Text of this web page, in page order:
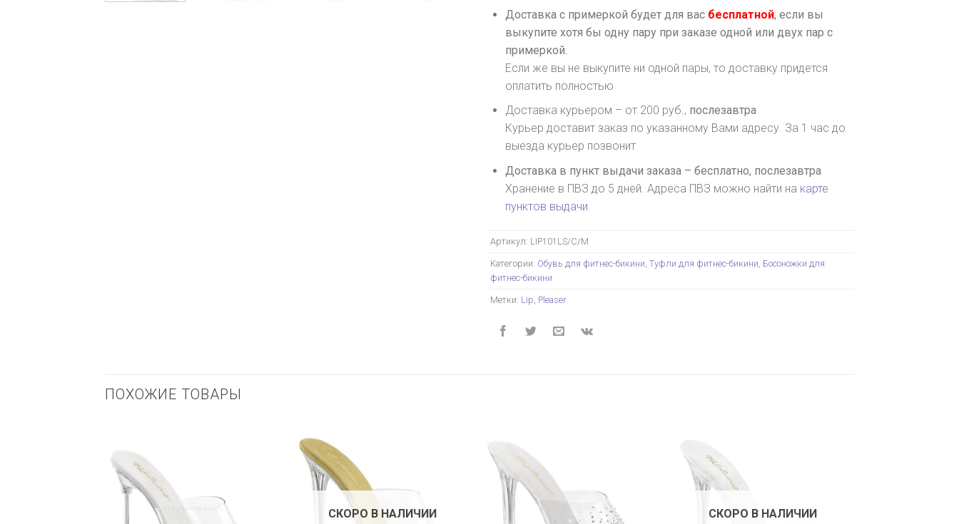
Доставка с примеркой будет для вас бесплатной, если вы
выкупите хотя бы одну пару при заказе одной или двух пар с
примеркой.
Если же вы не выкупите ни одной пары, то доставку придется
оплатить полностью
Доставка курьером – от 200 руб., послезавтра
Курьер доставит заказ по указанному Вами адресу. За 1 час до
выезда курьер позвонит
Доставка в пункт выдачи заказа – бесплатно, послезавтра
Хранение в ПВЗ до 5 дней. Адреса ПВЗ можно найти на карте
пунктов выдачи
Артикул: LIP101LS/C/M
Категории: Обувь для фитнес-бикини Туфли для фитнес-бикини Босоножки для
фитнес-бикини
Метки: Lip Pleaser
ПОХОЖИЕ ТОВАРЫ
СКОРО В НАЛИЧИИ СКОРО В НАЛИЧИИ